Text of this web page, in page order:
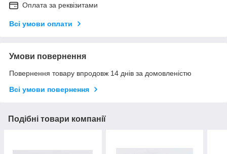
Оплата за реквізитами
Всі умови оплати
Умови повернення
Повернення товару впродовж 14 днів за домовленістю
Всі умови повернення
Подібні товари компанії